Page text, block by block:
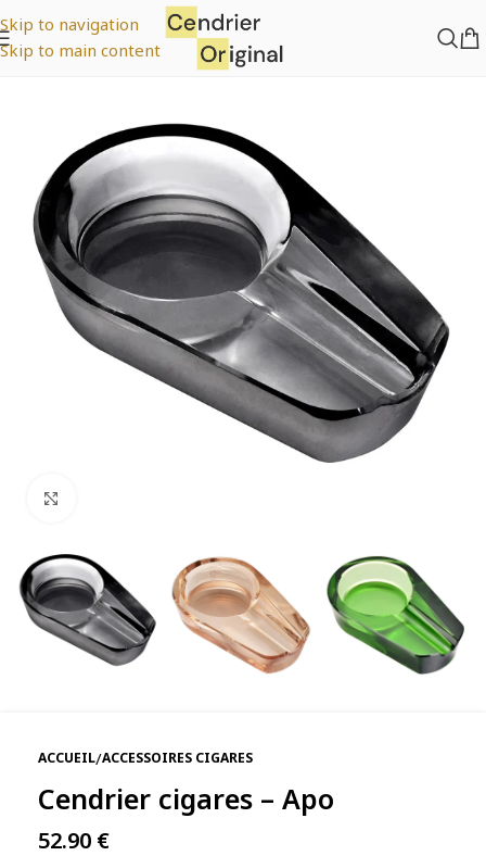
Skip to navigation
Skip to main content
ACCUEIL/ACCESSOIRES CIGARES
Cendrier cigares – Apo
52.90 €